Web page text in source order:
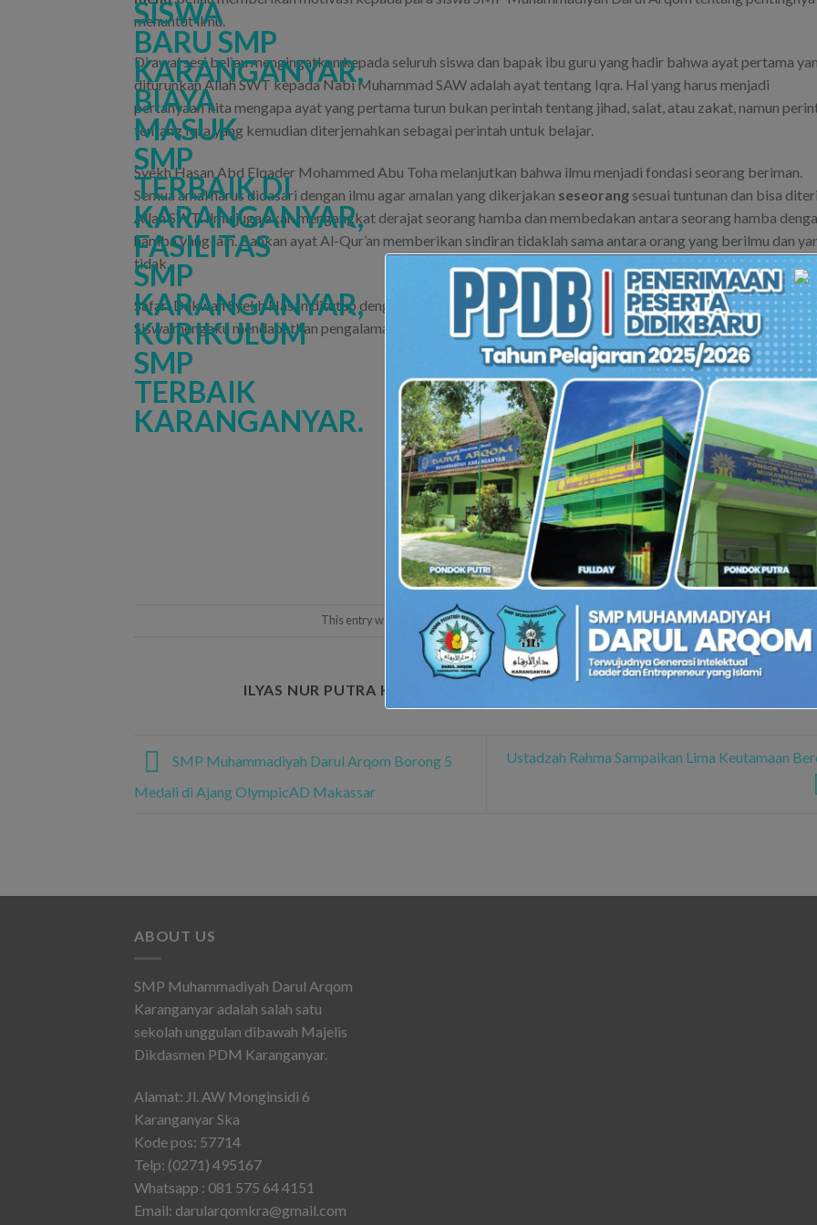
menuntut ilmu.
Di awal sesi beliau mengingatkan kepada seluruh siswa dan bapak ibu guru yang hadir bahwa ayat pertama
diturunkan Allah SWT kepada Nabi Muhammad SAW adalah ayat tentang Iqra. Hal yang harus menjadi
pertanyaan kita mengapa ayat yang pertama turun bukan perintah tentang jihad, salat, atau zakat, namun
tentang Iqra yang kemudian diterjemahkan sebagai perintah untuk belajar.
Syekh Hasan Abd Elqader Mohammed Abu Toha melanjutkan bahwa ilmu menjadi fondasi seorang beriman.
Semua amal harus didasari dengan ilmu agar amalan yang dikerjakan seseorang sesuai tuntunan dan bisa
Allah SWT. Ilmu juga akan mengangkat derajat seorang hamba dan membedakan antara seorang hamba
hamba yang lain. Bahkan ayat Al-Qur’an memberikan sindiran tidaklah sama antara orang yang berilmu dan
tidak.
Safari Dakwah Syekh Hasan ditutup dengan agenda salat zuhur berjamaah yang langsung diimami oleh beliau.
Siswa mengaku mendapatkan pengalaman baru karena berjumpa dengan syekh dari Palestina di kesempatan
This entry was posted inBerita Sekolah. Bookmark thepermalink.
ILYAS NUR PUTRA KAUTSAR
SMP Muhammadiyah Darul Arqom Borong 5
Medali di Ajang OlympicAD Makassar
Ustadzah Rahma Sampaikan Lima Keutamaan
ABOUT US
SMP Muhammadiyah Darul Arqom
Karanganyar adalah salah satu
sekolah unggulan dibawah Majelis
Dikdasmen PDM Karanganyar.
Alamat: Jl. AW Monginsidi 6
Karanganyar Ska
Kode pos: 57714
Telp: (0271) 495167
Whatsapp : 081 575 64 4151
Email: darularqomkra@gmail.com